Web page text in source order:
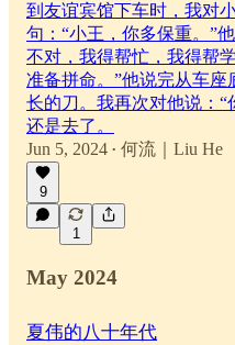
到友谊宾馆下车时，我对
句：“小王，你多保重。”
不对，我得帮忙，我得帮
准备拼命。”他说完从车座
长的刀。我再次对他说：“
还是去了。
Jun 5, 2024 • 何流｜Liu He
9
1
May 2024
夏伟的八十年代